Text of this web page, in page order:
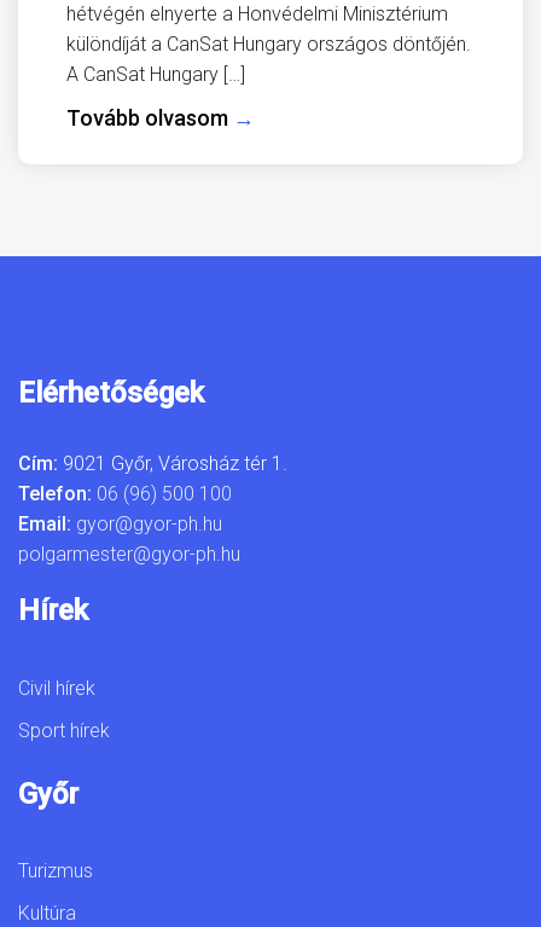
hétvégén elnyerte a Honvédelmi Minisztérium
különdíját a CanSat Hungary országos döntőjén.
A CanSat Hungary […]
Tovább olvasom →
Elérhetőségek
Cím: 9021 Győr, Városház tér 1.
Telefon: 06 (96) 500 100
Email: gyor@gyor-ph.hu
polgarmester@gyor-ph.hu
Hírek
Civil hírek
Sport hírek
Győr
Turizmus
Kultúra